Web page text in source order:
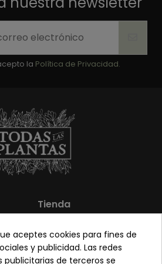
la Política de Privacidad.
Tienda
Mi cuenta
Contacto
aceptes cookies para fines de
y publicidad. Las redes
publicitarias de terceros se